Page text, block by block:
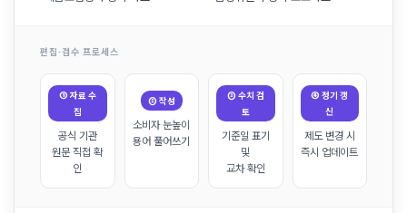
편집·검수 프로세스
① 자료 수
집
공식 기관
원문 직접 확
인
② 작성
소비자 눈높이
용어 풀어쓰기
③ 수치 검
토
기준일 표기
및
교차 확인
④ 정기 갱
신
제도 변경 시
즉시 업데이트